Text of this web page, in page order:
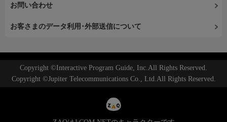
お問い合わせ
お客さまのデータ利用･外部送信について
Copyright ©Interactive Program Guide, Inc.All Rights Reserved.
Copyright ©Jupiter Telecommunications Co., Ltd.All Rights Reserved.